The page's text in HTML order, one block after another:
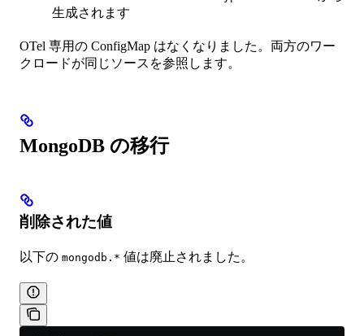
生成されます
OTel 専用の ConfigMap はなくなりました。両方のワー
クロードが同じソースを参照します。
MongoDB の移行
削除された値
以下の mongodb.* 値は廃止されました。